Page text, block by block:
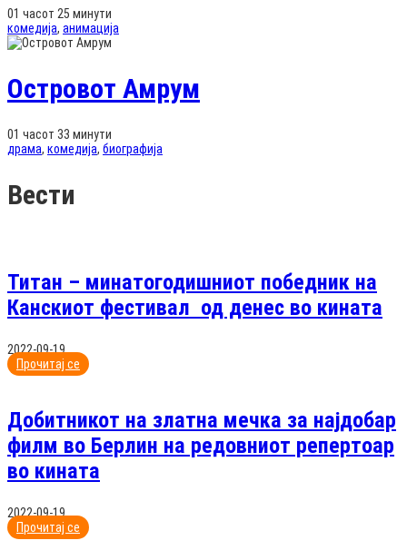
01 часот 25 минути
комедија, анимација
Островот Амрум
01 часот 33 минути
драма, комедија, биографија
Вести
Титан – минатогодишниот победник на
Канскиот фестивал од денес во кината
2022-09-19
Прочитај се
Добитникот на златна мечка за најдобар
филм во Берлин на редовниот репертоар
во кината
2022-09-19
Прочитај се